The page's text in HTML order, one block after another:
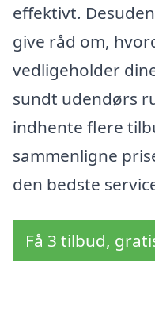
effektivt.
give råd om,
vedligeholder
sundt udendørs
indhente flere
sammenligne
den bedste
Få 3 tilbud,